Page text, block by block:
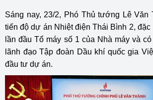
Sáng nay, 23/2, Phó Thủ tướng Lê Văn
tiến độ dự án Nhiệt điện Thái Bình 2,
lần đầu Tổ máy số 1 của Nhà máy và
lãnh đạo Tập đoàn Dầu khí quốc gia
đầu tư dự án.